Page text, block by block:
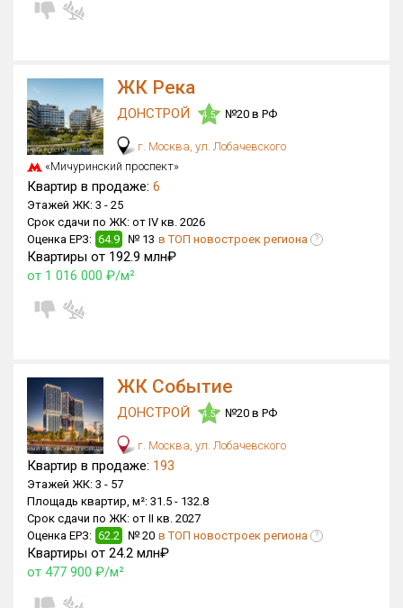
Блокированных домов
Домов с апартаментами
Поселков таунхаусов
Многоквартирных домов
Блокированных домов
Домов с апартаментами
Квартир, апартаментов,
блоков в БД
ЖК Река
ДОНСТРОЙ 4.5 №20 в РФ
г. Москва, ул. Лобачевского
«Мичуринский проспект»
Квартир в продаже: 6
Этажей ЖК: 3 - 25
Срок сдачи по ЖК: от IV кв. 2026
Оценка ЕРЗ: 64.9 № 13 в ТОП новостроек региона ?
Квартиры от 192.9 млн₽
от 1 016 000 ₽/м²
ЖК Событие
ДОНСТРОЙ 4.5 №20 в РФ
г. Москва, ул. Лобачевского
Квартир в продаже: 193
Этажей ЖК: 3 - 57
Площадь квартир, м²: 31.5 - 132.8
Срок сдачи по ЖК: от II кв. 2027
Оценка ЕРЗ: 62.2 № 20 в ТОП новостроек региона ?
Квартиры от 24.2 млн₽
от 477 900 ₽/м²